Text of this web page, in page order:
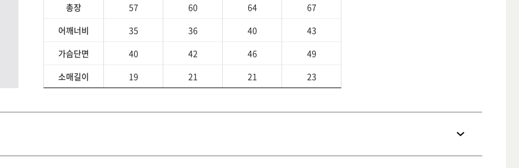
총장
57 60 64
67
어깨너비
35 36 40
43
가슴단면
40 42 46
49
소매길이
19 21 21 23